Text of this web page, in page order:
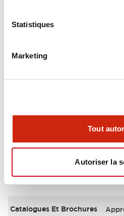
Statistiques
Marketing
Tout
Autoriser la
Functional Specifications
Mounting and Installation
Documents et fichiers
Catalogues Et Brochures